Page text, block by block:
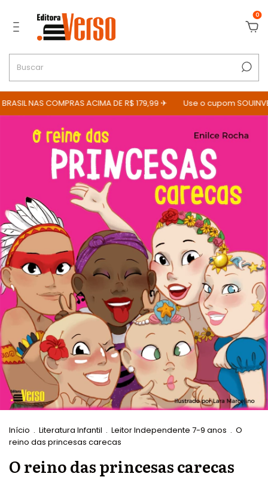
0
NAS COMPRAS ACIMA DE R$ 179,99 ✈ Use o cupom
Início . Literatura Infantil . Leitor Independente 7-9 anos . O
reino das princesas carecas
O reino das princesas carecas